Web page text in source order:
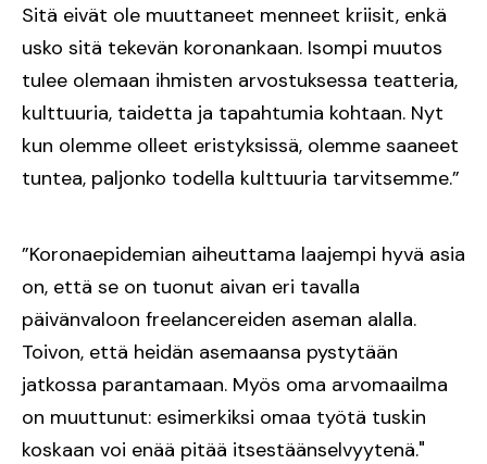
Sitä eivät ole muuttaneet menneet kriisit, enkä
usko sitä tekevän koronankaan. Isompi muutos
tulee olemaan ihmisten arvostuksessa teatteria,
kulttuuria, taidetta ja tapahtumia kohtaan. Nyt
kun olemme olleet eristyksissä, olemme saaneet
tuntea, paljonko todella kulttuuria tarvitsemme.”
”Koronaepidemian aiheuttama laajempi hyvä asia
on, että se on tuonut aivan eri tavalla
päivänvaloon freelancereiden aseman alalla.
Toivon, että heidän asemaansa pystytään
jatkossa parantamaan. Myös oma arvomaailma
on muuttunut: esimerkiksi omaa työtä tuskin
koskaan voi enää pitää itsestäänselvyytenä."